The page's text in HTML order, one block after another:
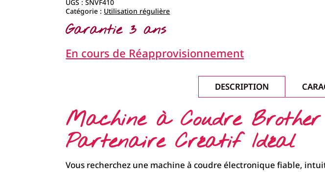
était :
999,00 €.
est :
899,00 €.
UGS :SNVF410
Catégorie : Utilisation régulière
Garantie 3 ans
En cours de Réapprovisionnement
DESCRIPTION
Machine à Coudre Brother
Partenaire Créatif Idéal
Vous recherchez une machine à coudre électronique fiable,